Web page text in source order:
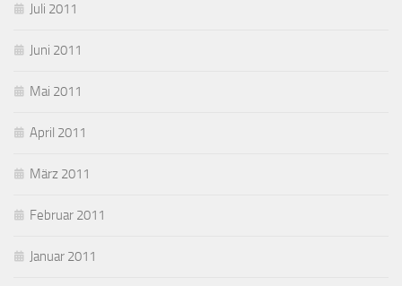
Juli 2011
Juni 2011
Mai 2011
April 2011
März 2011
Februar 2011
Januar 2011